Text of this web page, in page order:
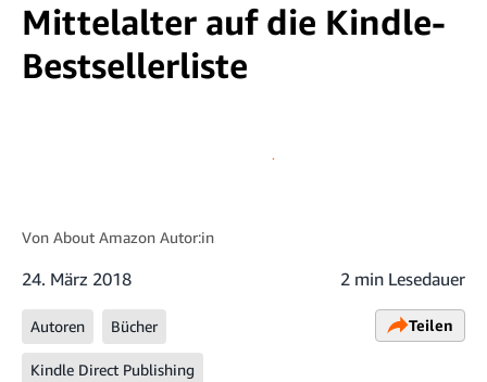
Mittelalter auf die Kindle-
Bestsellerliste
Von About Amazon Autor:in
24. März 2018 2 min Lesedauer
Autoren Bücher
Kindle Direct Publishing
Teilen